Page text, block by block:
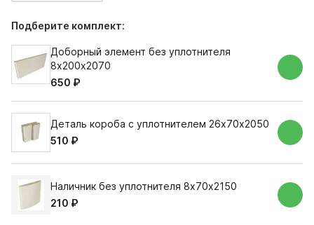
Подберите комплект:
Доборный элемент без уплотнителя
8х200х2070
650 ₽
Деталь короба с уплотнителем 26х70х2050
510 ₽
Наличник без уплотнителя 8х70х2150
210 ₽